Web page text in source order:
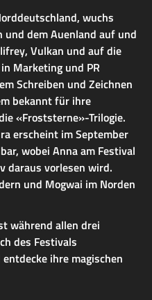
wuchs
dem Auenland auf und
Vulkan und auf die
Marketing und PR
Schreiben und Zeichnen
bekannt für ihre
«Froststerne»-Trilogie.
erscheint im September
wobei Anna am Festival
daraus vorlesen wird.
und Mogwai im Norden
während allen drei
des Festivals
ihre magischen